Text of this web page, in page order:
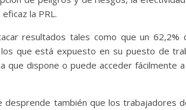
la PRL.
resultados tales como que un
que está expuesto en su puesto de
que dispone o puede acceder fácilmente
desprende también que los trabajadores